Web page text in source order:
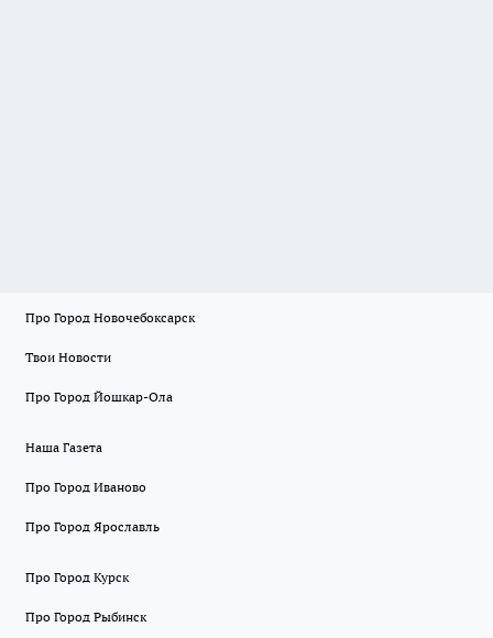
Про Город Новочебоксарск
Твои Новости
Про Город Йошкар-Ола
Наша Газета
Про Город Иваново
Про Город Ярославль
Про Город Курск
Про Город Рыбинск